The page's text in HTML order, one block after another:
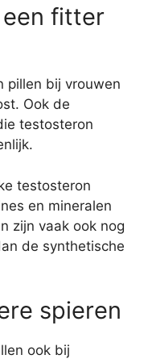
fitter
pillen bij vrouwen
Ook de
testosteron
testosteron
en mineralen
zijn vaak ook nog
de synthetische
spieren
ook bij